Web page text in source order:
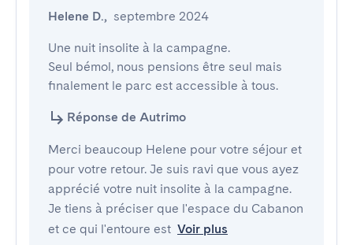
Helene D., septembre 2024
Une nuit insolite à la campagne.
Seul bémol, nous pensions être seul mais
finalement le parc est accessible à tous.
Réponse de Autrimo
Merci beaucoup Helene pour votre séjour et
pour votre retour. Je suis ravi que vous ayez
apprécié votre nuit insolite à la campagne.
Je tiens à préciser que l'espace du Cabanon
et ce qui l'entoure est Voir plus